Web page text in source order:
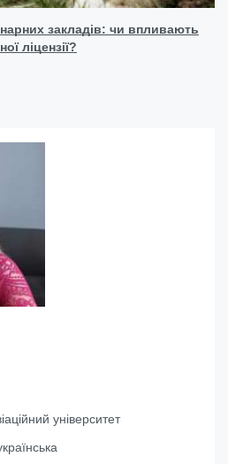
закладів: чи впливають
ліцензії?
університет